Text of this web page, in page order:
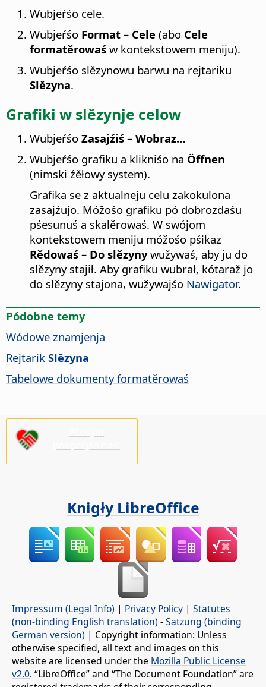
Wubjeŕśo cele.
Wubjeŕśo Format – Cele (abo Cele
formatěrowaś w kontekstowem meniju).
Wubjeŕśo slězynowu barwu na rejtariku
Slězyna.
Grafiki w slězynje celow
Wubjeŕśo Zasajźiś – Wobraz…
Wubjeŕśo grafiku a klikniśo na Öffnen
(nimski źěłowy system).
Grafika se z aktualneju celu zakokulona
zasajźujo. Móžośo grafiku pó dobrozdaśu
pśesunuś a skalěrowaś. W swójom
kontekstowem meniju móžośo pśikaz
Rědowaś – Do slězynywužywaś, aby ju do
slězyny stajił. Aby grafiku wubrał, kótaraž jo
do slězyny stajona, wužywajśo Nawigator.
Pódobne temy
Wódowe znamjenja
Rejtarik Slězyna
Tabelowe dokumenty formatěrowaś
Knigły LibreOffice
Impressum (Legal Info) | Privacy Policy | Statutes
(non-binding English translation) -Satzung (binding
German version) | Copyright information: Unless
otherwise specified, all text and images on this
website are licensed under the Mozilla Public License
v2.0. “LibreOffice” and “The Document Foundation” are